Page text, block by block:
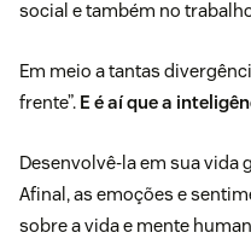
social e também no
Em meio a tantas
frente”. E é aí que a
Desenvolvê-la em sua vida
Afinal, as emoções e
sobre a vida e mente